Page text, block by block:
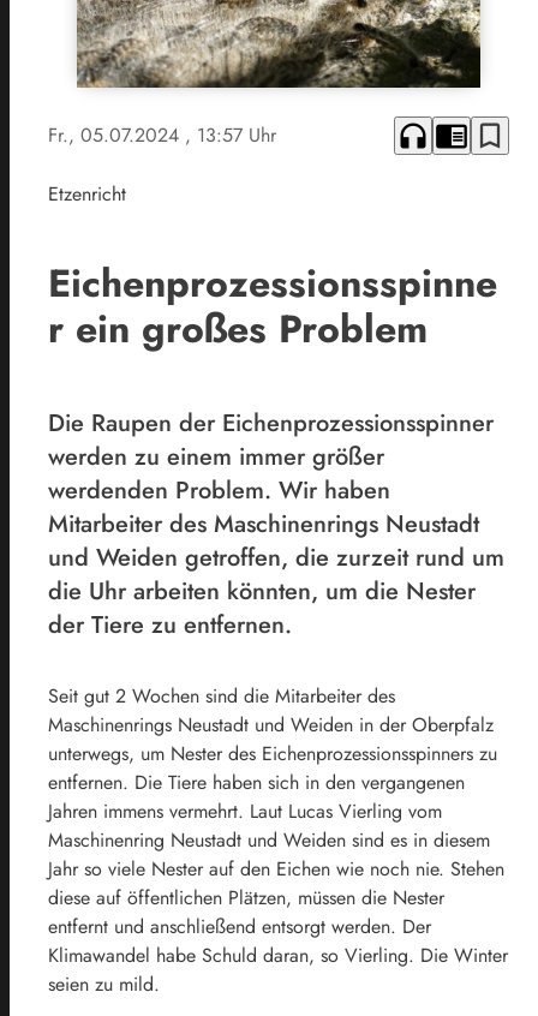
Fr., 05.07.2024 , 13:57 Uhr headphones chrome_reader_mode bookmark_border
Etzenricht
Eichenprozessionsspinne
r ein großes Problem
Die Raupen der Eichenprozessionsspinner
werden zu einem immer größer
werdenden Problem. Wir haben
Mitarbeiter des Maschinenrings Neustadt
und Weiden getroffen, die zurzeit rund um
die Uhr arbeiten könnten, um die Nester
der Tiere zu entfernen.
Seit gut 2 Wochen sind die Mitarbeiter des
Maschinenrings Neustadt und Weiden in der Oberpfalz
unterwegs, um Nester des Eichenprozessionsspinners zu
entfernen. Die Tiere haben sich in den vergangenen
Jahren immens vermehrt. Laut Lucas Vierling vom
Maschinenring Neustadt und Weiden sind es in diesem
Jahr so viele Nester auf den Eichen wie noch nie. Stehen
diese auf öffentlichen Plätzen, müssen die Nester
entfernt und anschließend entsorgt werden. Der
Klimawandel habe Schuld daran, so Vierling. Die Winter
seien zu mild.